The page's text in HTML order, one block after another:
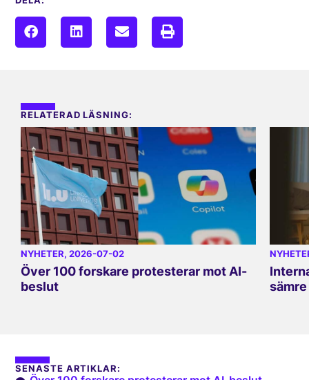
RELATERAD LÄSNING:
NYHETER, 2026-07-02
Över 100 forskare protesterar mot AI-
beslut
SENASTE ARTIKLAR: